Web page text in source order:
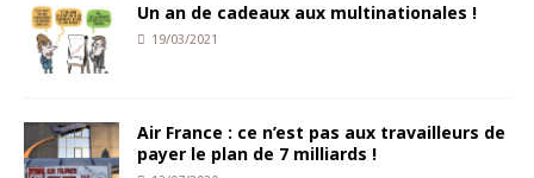
Un an de cadeaux aux multinationales !
19/03/2021
Air France : ce n’est pas aux travailleurs de
payer le plan de 7 milliards !